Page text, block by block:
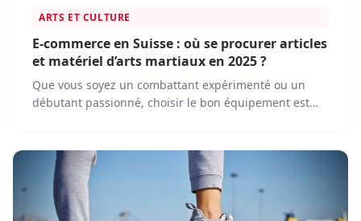
ARTS ET CULTURE
E-commerce en Suisse : où se procurer articles
et matériel d’arts martiaux en 2025 ?
Que vous soyez un combattant expérimenté ou un
débutant passionné, choisir le bon équipement est
sans avoir à quitter votre domicile.